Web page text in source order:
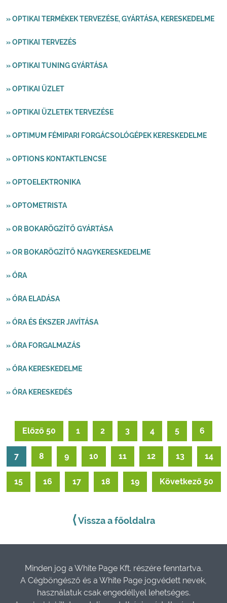
» OPTIKAI TERMÉKEK TERVEZÉSE, GYÁRTÁSA, KERESKEDELME
» OPTIKAI TERVEZÉS
» OPTIKAI TUNING GYÁRTÁSA
» OPTIKAI ÜZLET
» OPTIKAI ÜZLETEK TERVEZÉSE
» OPTIMUM FÉMIPARI FORGÁCSOLÓGÉPEK KERESKEDELME
» OPTIONS KONTAKTLENCSE
» OPTOELEKTRONIKA
» OPTOMETRISTA
» OR BOKARÖGZÍTŐ GYÁRTÁSA
» OR BOKARÖGZÍTŐ NAGYKERESKEDELME
» ÓRA
» ÓRA ELADÁSA
» ÓRA ÉS ÉKSZER JAVÍTÁSA
» ÓRA FORGALMAZÁS
» ÓRA KERESKEDELME
» ÓRA KERESKEDÉS
Előző 50 1 2 3 4 5 6
7 8 9 10 11 12 13 14
15 16 17 18 19 Következő 50
⟨Vissza a főoldalra
Minden jog a White Page Kft. részére fenntartva.
A Cégböngésző és a White Page jogvédett nevek,
használatuk csak engedéllyel lehetséges.